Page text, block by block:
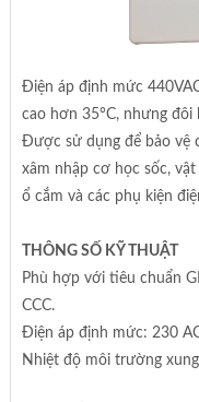
Điện áp định mức
cao hơn 35°C, nhưng
Được sử dụng để bảo vệ
xâm nhập cơ học sốc, vật
ổ cắm và các phụ kiện
THÔNG SỐ KỸ THUẬT
Phù hợp với tiêu chuẩn
CCC.
Điện áp định mức: 230
Nhiệt độ môi trường